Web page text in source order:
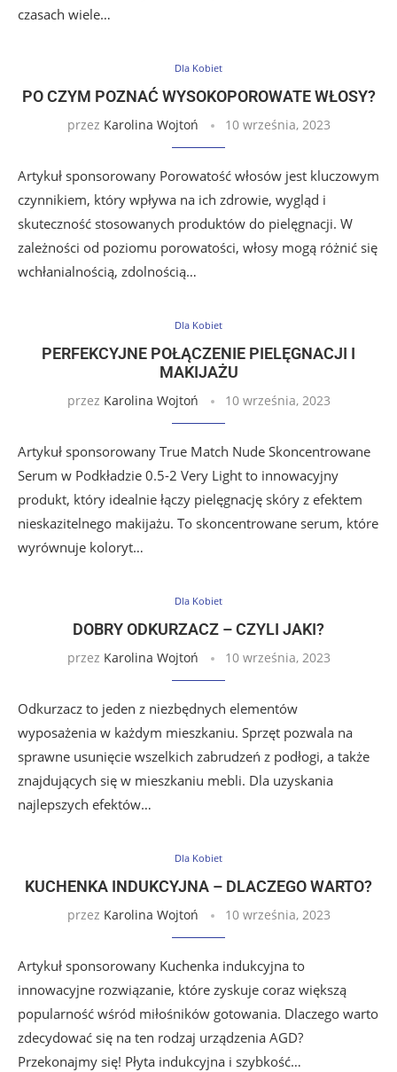
czasach wiele…
Dla Kobiet
PO CZYM POZNAĆ WYSOKOPOROWATE WŁOSY?
przez Karolina Wojtoń 10 września, 2023
Artykuł sponsorowany Porowatość włosów jest kluczowym
czynnikiem, który wpływa na ich zdrowie, wygląd i
skuteczność stosowanych produktów do pielęgnacji. W
zależności od poziomu porowatości, włosy mogą różnić się
wchłanialnością, zdolnością…
Dla Kobiet
PERFEKCYJNE POŁĄCZENIE PIELĘGNACJI I
MAKIJAŻU
przez Karolina Wojtoń 10 września, 2023
Artykuł sponsorowany True Match Nude Skoncentrowane
Serum w Podkładzie 0.5-2 Very Light to innowacyjny
produkt, który idealnie łączy pielęgnację skóry z efektem
nieskazitelnego makijażu. To skoncentrowane serum, które
wyrównuje koloryt…
Dla Kobiet
DOBRY ODKURZACZ – CZYLI JAKI?
przez Karolina Wojtoń 10 września, 2023
Odkurzacz to jeden z niezbędnych elementów
wyposażenia w każdym mieszkaniu. Sprzęt pozwala na
sprawne usunięcie wszelkich zabrudzeń z podłogi, a także
znajdujących się w mieszkaniu mebli. Dla uzyskania
najlepszych efektów…
Dla Kobiet
KUCHENKA INDUKCYJNA – DLACZEGO WARTO?
przez Karolina Wojtoń 10 września, 2023
Artykuł sponsorowany Kuchenka indukcyjna to
innowacyjne rozwiązanie, które zyskuje coraz większą
popularność wśród miłośników gotowania. Dlaczego warto
zdecydować się na ten rodzaj urządzenia AGD?
Przekonajmy się! Płyta indukcyjna i szybkość…